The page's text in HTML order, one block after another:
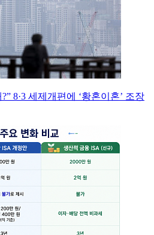
8·3 세제개편에 ‘황혼이혼’ 조장